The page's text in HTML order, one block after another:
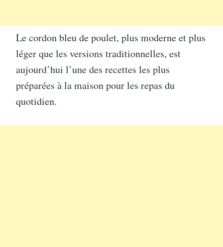
Le cordon bleu de poulet, plus moderne et plus
léger que les versions traditionnelles, est
aujourd’hui l’une des recettes les plus
préparées à la maison pour les repas du
quotidien.